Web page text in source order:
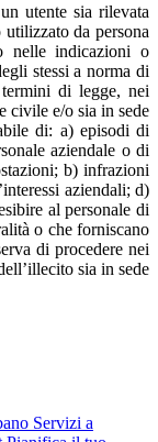
utente sia rilevata
da persona
nelle indicazioni o
stessi a norma di
di legge, nei
civile e/o sia in sede
di: a) episodi di
aziendale o di
b) infrazioni
aziendali; d)
al personale di
o che forniscano
di procedere nei
sia in sede
Servizi a